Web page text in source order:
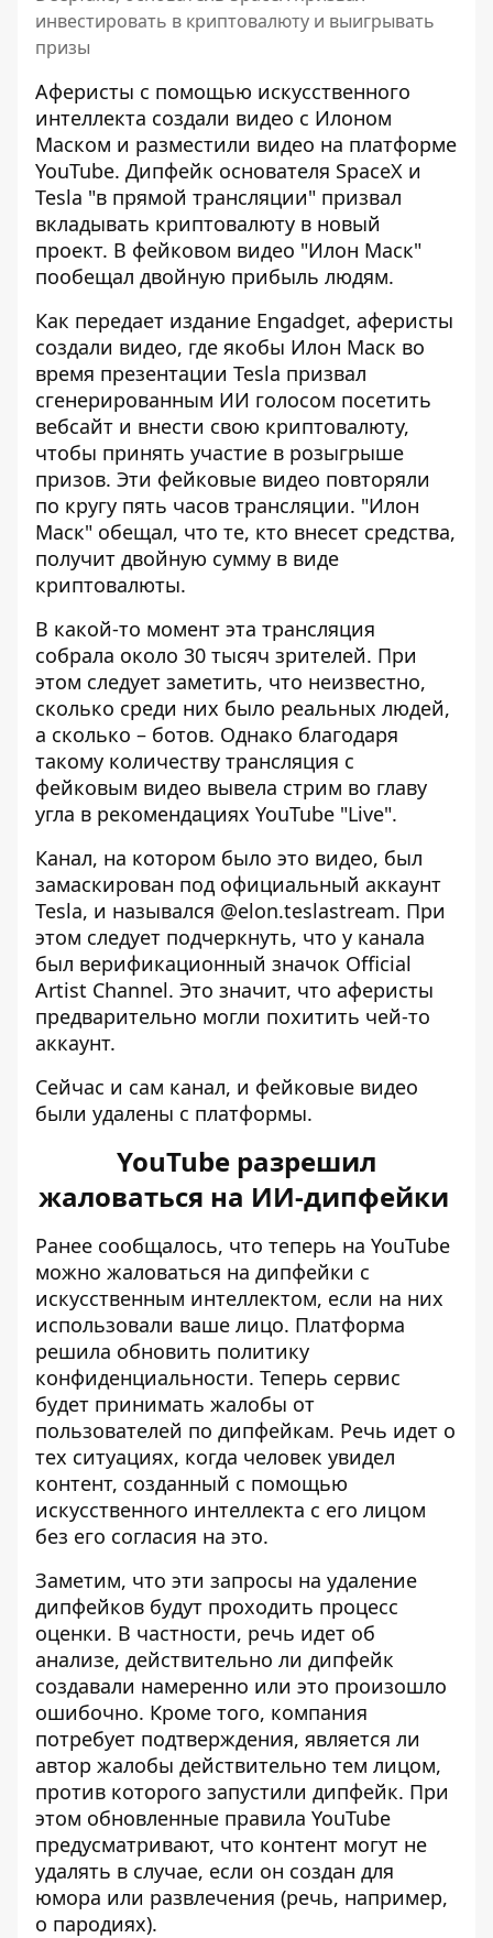
инвестировать в криптовалюту и выигрывать
призы
Аферисты с помощью искусственного
интеллекта создали видео с Илоном
Маском и разместили видео на платформе
YouTube. Дипфейк основателя SpaceX и
Tesla "в прямой трансляции" призвал
вкладывать криптовалюту в новый
проект. В фейковом видео "Илон Маск"
пообещал двойную прибыль людям.
Как передает издание Engadget, аферисты
создали видео, где якобы Илон Маск во
время презентации Tesla призвал
сгенерированным ИИ голосом посетить
вебсайт и внести свою криптовалюту,
чтобы принять участие в розыгрыше
призов. Эти фейковые видео повторяли
по кругу пять часов трансляции. "Илон
Маск" обещал, что те, кто внесет средства,
получит двойную сумму в виде
криптовалюты.
В какой-то момент эта трансляция
собрала около 30 тысяч зрителей. При
этом следует заметить, что неизвестно,
сколько среди них было реальных людей,
а сколько – ботов. Однако благодаря
такому количеству трансляция с
фейковым видео вывела стрим во главу
угла в рекомендациях YouTube "Live".
Канал, на котором было это видео, был
замаскирован под официальный аккаунт
Tesla, и назывался @elon.teslastream. При
этом следует подчеркнуть, что у канала
был верификационный значок Official
Artist Channel. Это значит, что аферисты
предварительно могли похитить чей-то
аккаунт.
Сейчас и сам канал, и фейковые видео
были удалены с платформы.
YouTube разрешил
жаловаться на ИИ-дипфейки
Ранее сообщалось, что теперь на YouTube
можно жаловаться на дипфейки с
искусственным интеллектом, если на них
использовали ваше лицо. Платформа
решила обновить политику
конфиденциальности. Теперь сервис
будет принимать жалобы от
пользователей по дипфейкам. Речь идет о
тех ситуациях, когда человек увидел
контент, созданный с помощью
искусственного интеллекта с его лицом
без его согласия на это.
Заметим, что эти запросы на удаление
дипфейков будут проходить процесс
оценки. В частности, речь идет об
анализе, действительно ли дипфейк
создавали намеренно или это произошло
ошибочно. Кроме того, компания
потребует подтверждения, является ли
автор жалобы действительно тем лицом,
против которого запустили дипфейк. При
этом обновленные правила YouTube
предусматривают, что контент могут не
удалять в случае, если он создан для
юмора или развлечения (речь, например,
о пародиях).